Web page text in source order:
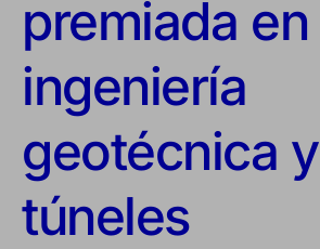
premiada en
ingeniería
geotécnica y
túneles